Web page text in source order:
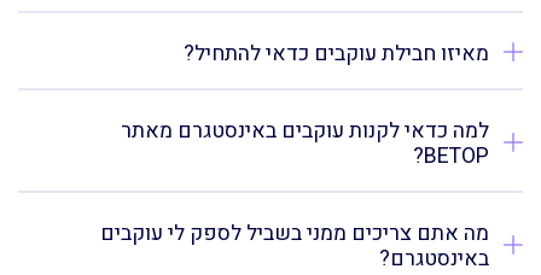
מאיזו חבילת עוקבים כדאי להתחיל?
למה כדאי לקנות עוקבים באינסטגרם מאתר
BETOP?
מה אתם צריכים ממני בשביל לספק לי עוקבים
באינסטגרם?